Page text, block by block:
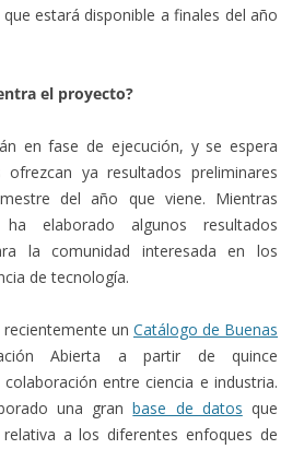
estará disponible a finales del año
el proyecto?
en fase de ejecución, y se espera
ya resultados preliminares
del año que viene. Mientras
elaborado algunos resultados
la comunidad interesada en los
de tecnología.
un Catálogo de Buenas
Abierta a partir de quince
entre ciencia e industria.
una granbase de datos que
a los diferentes enfoques de